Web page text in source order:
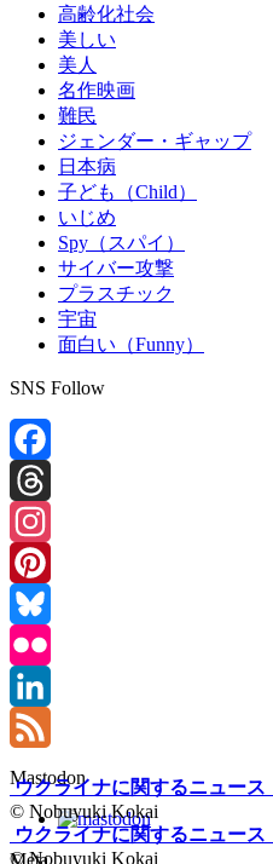
高齢化社会
美しい
美人
名作映画
難民
ジェンダー・ギャップ
日本病
子ども（Child）
いじめ
Spy（スパイ）
サイバー攻撃
プラスチック
宇宙
面白い（Funny）
SNS Follow
Facebook
Threads
Instagram
Pinterest
Bluesky
Flickr
LinkedIn
Feed
Mastodon
Meta
ウクライナに関するニュース
© Nobuyuki Kokai
ウクライナに関するニュース
© Nobuyuki Kokai